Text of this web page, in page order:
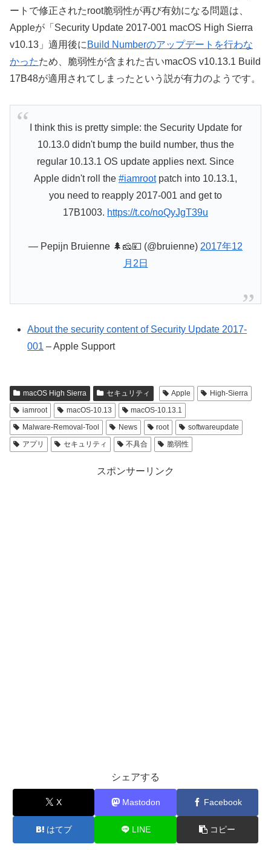
ートで修正されたroot脆弱性が再び有効になる問題は、
Appleが「Security Update 2017-001 macOS High Sierra
v10.13」適用後に Build Numberのアップデートを行わな
かったため、脆弱性が含まれた古いmacOS v10.13.1 Build
17B48が適用されてしまったという説が有力のようです。
I think this is pretty simple: the Security Update for
10.13.0 didn't bump the build number, thus the
regular 10.13.1 OS update applies next. Since
Apple didn't roll the #iamrootpatch into 10.13.1,
you need to reapply 2017-001 and get to
17B1003. https://t.co/noQyJgT39u
— Pepijn Bruienne 🌲🧀💴 (@bruienne) 2017年12
月2日
About the security content of Security Update 2017-
001 – Apple Support
macOS High Sierra セキュリティ Apple
High-Sierra
iamroot
macOS-10.13
macOS-10.13.1
Malware-Removal-Tool
News root
softwareupdate
アプリ
セキュリティ 不具合 脆弱性
スポンサーリンク
シェアする
X Mastodon Facebook
はてブ LINE コピー